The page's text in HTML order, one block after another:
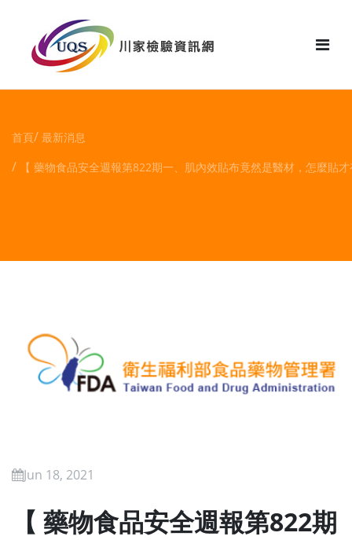
首頁 最新消息
【 藥物食品安全週報第822期一、肌內效貼布竟然是醫材，怎麼貼
Jun 18, 2021
【 藥物食品安全週報第822期